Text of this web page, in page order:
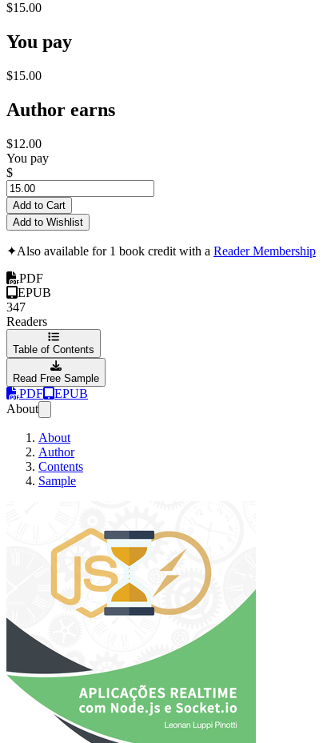
$15.00
You pay
$15.00
Author earns
$12.00
You pay
$
Add to Cart
Add to Wishlist
✦Also available for 1 book credit with a Reader Membership
PDF
EPUB
347
Readers
Table of Contents
Read Free Sample
PDF
EPUB
About
About
Author
Contents
Sample